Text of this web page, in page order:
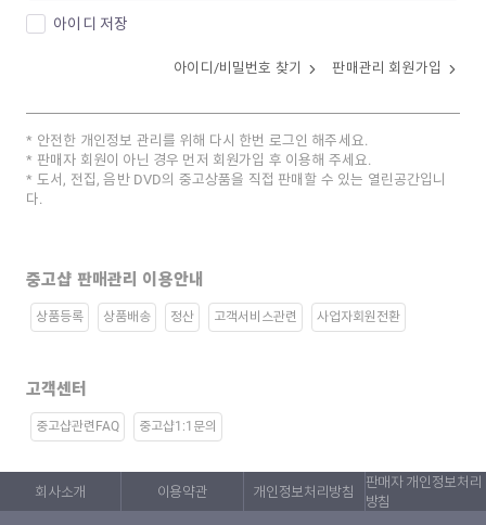
아이디 저장
아이디/비밀번호 찾기 판매관리 회원가입
안전한 개인정보 관리를 위해 다시 한번 로그인 해주세요.
판매자 회원이 아닌 경우 먼저 회원가입 후 이용해 주세요.
도서, 전집, 음반 DVD의 중고상품을 직접 판매할 수 있는 열린공간입니
다.
중고샵 판매관리 이용안내
상품등록 상품배송 정산 고객서비스관련 사업자회원전환
고객센터
중고샵관련FAQ 중고샵1:1문의
회사소개 이용약관 개인정보처리방침
판매자 개인정보처리
방침